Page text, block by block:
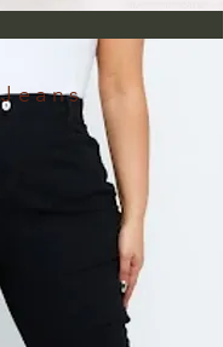
Jeans